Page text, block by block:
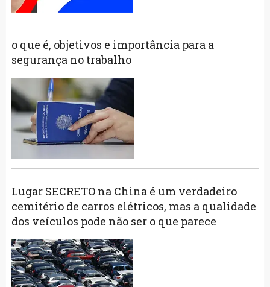
o que é, objetivos e importância para a
segurança no trabalho
Lugar SECRETO na China é um verdadeiro
cemitério de carros elétricos, mas a qualidade
dos veículos pode não ser o que parece